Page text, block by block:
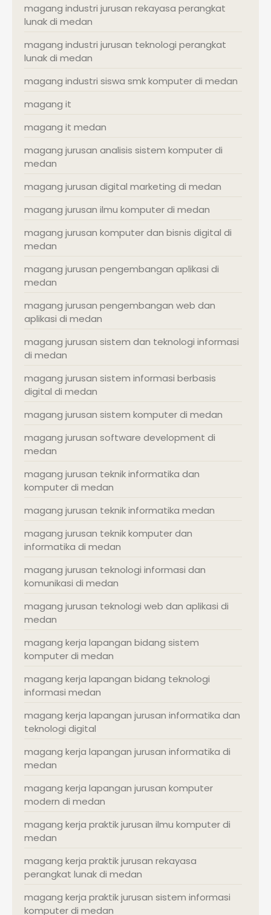
magang industri jurusan rekayasa perangkat
lunak di medan
magang industri jurusan teknologi perangkat
lunak di medan
magang industri siswa smk komputer di medan
magang it
magang it medan
magang jurusan analisis sistem komputer di
medan
magang jurusan digital marketing di medan
magang jurusan ilmu komputer di medan
magang jurusan komputer dan bisnis digital di
medan
magang jurusan pengembangan aplikasi di
medan
magang jurusan pengembangan web dan
aplikasi di medan
magang jurusan sistem dan teknologi informasi
di medan
magang jurusan sistem informasi berbasis
digital di medan
magang jurusan sistem komputer di medan
magang jurusan software development di
medan
magang jurusan teknik informatika dan
komputer di medan
magang jurusan teknik informatika medan
magang jurusan teknik komputer dan
informatika di medan
magang jurusan teknologi informasi dan
komunikasi di medan
magang jurusan teknologi web dan aplikasi di
medan
magang kerja lapangan bidang sistem
komputer di medan
magang kerja lapangan bidang teknologi
informasi medan
magang kerja lapangan jurusan informatika dan
teknologi digital
magang kerja lapangan jurusan informatika di
medan
magang kerja lapangan jurusan komputer
modern di medan
magang kerja praktik jurusan ilmu komputer di
medan
magang kerja praktik jurusan rekayasa
perangkat lunak di medan
magang kerja praktik jurusan sistem informasi
komputer di medan